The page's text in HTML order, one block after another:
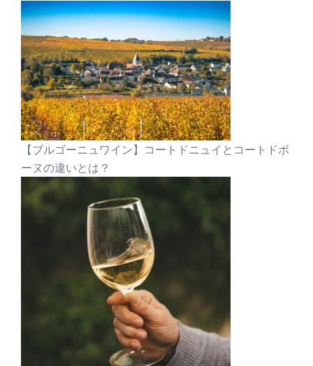
【ブルゴーニュワイン】コートドニュイとコートドボ
ーヌの違いとは？